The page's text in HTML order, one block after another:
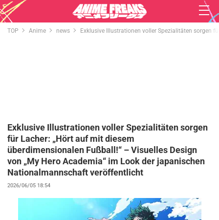
TOP Anime news Exklusive Illustrationen voller Spezialitäten sorgen
Exklusive Illustrationen voller Spezialitäten sorgen
für Lacher: „Hört auf mit diesem
überdimensionalen Fußball!“ – Visuelles Design
von „My Hero Academia“ im Look der japanischen
Nationalmannschaft veröffentlicht
2026/06/05 18:54